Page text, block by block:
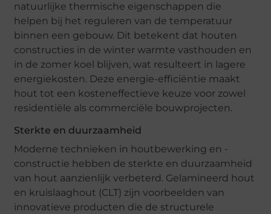
natuurlijke thermische eigenschappen die
helpen bij het reguleren van de temperatuur
binnen een gebouw. Dit betekent dat houten
constructies in de winter warmte vasthouden en
in de zomer koel blijven, wat resulteert in lagere
energiekosten. Deze energie-efficiëntie maakt
hout tot een kosteneffectieve keuze voor zowel
residentiële als commerciële bouwprojecten.
Sterkte en duurzaamheid
Moderne technieken in houtbewerking en -
constructie hebben de sterkte en duurzaamheid
van hout aanzienlijk verbeterd. Gelamineerd hout
en kruislaaghout (CLT) zijn voorbeelden van
innovatieve producten die de structurele